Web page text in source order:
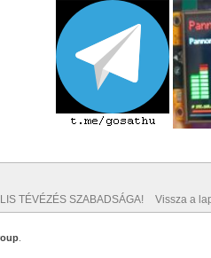
TÉVÉZÉS SZABADSÁGA! Vissza a